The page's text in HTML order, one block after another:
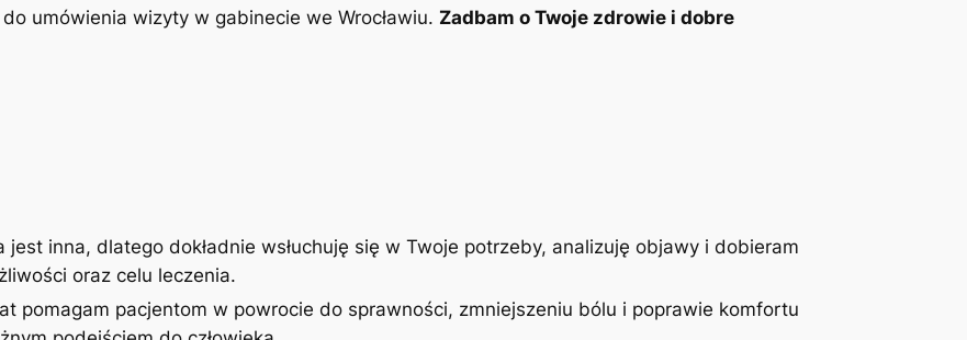
umówienia wizyty w gabinecie we Wrocławiu. Zadbam o Twoje zdrowie i dobre
jest inna, dlatego dokładnie wsłuchuję się w Twoje potrzeby, analizuję objawy i dobieram
oraz celu leczenia.
pomagam pacjentom w powrocie do sprawności, zmniejszeniu bólu i poprawie komfortu